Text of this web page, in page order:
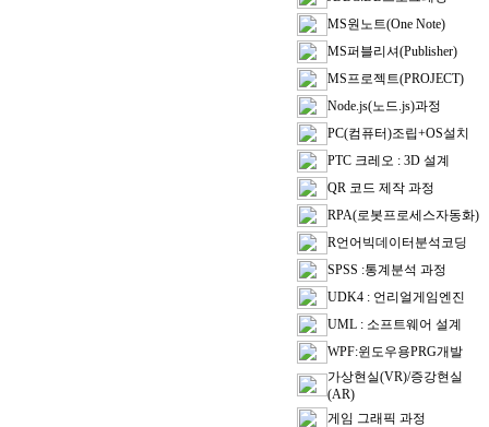
MS원노트(One Note)
MS퍼블리셔(Publisher)
MS프로젝트(PROJECT)
Node.js(노드.js)과정
PC(컴퓨터)조립+OS설치
PTC 크레오 : 3D 설계
QR 코드 제작 과정
RPA(로봇프로세스자동화)
R언어빅데이터분석코딩
SPSS :통계분석 과정
UDK4 : 언리얼게임엔진
UML : 소프트웨어 설계
WPF:윈도우용PRG개발
가상현실(VR)/증강현실
(AR)
게임 그래픽 과정